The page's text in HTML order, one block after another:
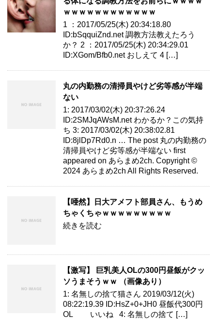
ｗｗｗｗｗｗｗｗｗｗｗｗ
1 ：2017/05/25(木) 20:34:18.80
ID:bSqquiZnd.net 調教方法教えたろう
か？ 2 ：2017/05/25(木) 20:34:29.01
ID:XGom/Bfb0.net おしえて 4 […]
丸の内勤務の清掃員やけど劣等感が半端
ない
1: 2017/03/02(木) 20:37:26.24
ID:2SMJqAWsM.net わかるか？この気持
ち 3: 2017/03/02(木) 20:38:02.81
ID:8jlDp7Rd0.n … The post 丸の内勤務の
清掃員やけど劣等感が半端ない first
appeared on あらまめ2ch. Copyright ©
2024 あらまめ2ch All Rights Reserved.
【唖然】日大アメフト部員さん、もうめ
ちゃくちゃｗｗｗｗｗｗｗｗｗ
続きを読む
【激写】 巨乳美人OLの300円昼飯がクッ
ソうまそうｗｗ （画像あり）
1: 名無しの捨て猫さん 2019/03/12(火)
08:22:19.39 ID:HsZ+0+JH0 昼飯代300円
OL いいね 4: 名無しの捨て […]